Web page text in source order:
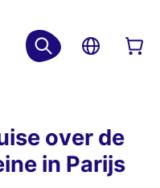
over de
in Parijs